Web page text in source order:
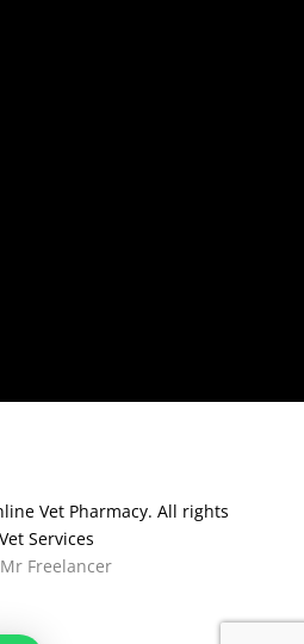
Vet Pharmacy. All rights
Services
Mr Freelancer